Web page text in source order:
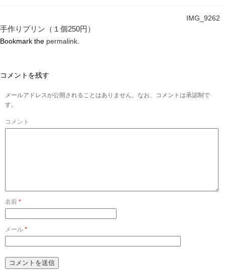
IMG_9262
手作りプリン（１個250円）
Bookmark the permalink
コメントを残す
メールアドレスが公開されることはありません。なお、コメントは承認制で
す。
コメント
名前 *
メール *